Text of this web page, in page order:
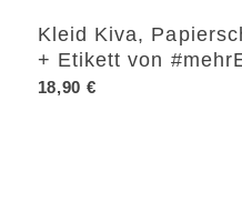
Kleid Kiva,
+ Etikett von
18,90 €